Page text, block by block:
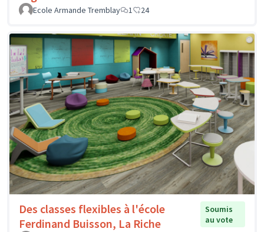
Ecole Armande Tremblay 1 24
Des classes flexibles à l'école
Ferdinand Buisson, La Riche
Soumis
au vote